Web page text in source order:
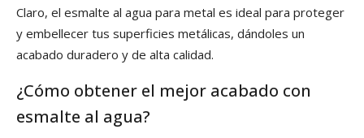
Claro, el esmalte al agua para metal es ideal para proteger
y embellecer tus superficies metálicas, dándoles un
acabado duradero y de alta calidad.
¿Cómo obtener el mejor acabado con
esmalte al agua?